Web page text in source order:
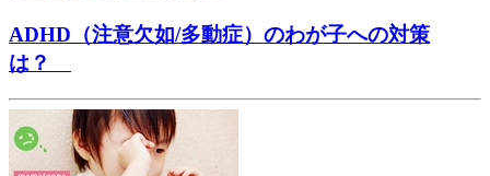
ADHD（注意欠如/多動症）のわが子への対策
は？